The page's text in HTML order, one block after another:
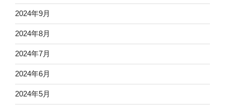
2024年9月
2024年8月
2024年7月
2024年6月
2024年5月